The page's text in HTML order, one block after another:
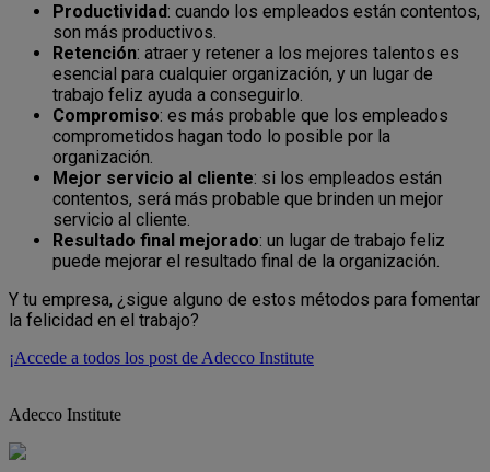
Productividad: cuando los empleados están contentos,
son más productivos.
Retención: atraer y retener a los mejores talentos es
esencial para cualquier organización, y un lugar de
trabajo feliz ayuda a conseguirlo.
Compromiso: es más probable que los empleados
comprometidos hagan todo lo posible por la
organización.
Mejor servicio al cliente: si los empleados están
contentos, será más probable que brinden un mejor
servicio al cliente.
Resultado final mejorado: un lugar de trabajo feliz
puede mejorar el resultado final de la organización.
Y tu empresa, ¿sigue alguno de estos métodos para fomentar
la felicidad en el trabajo?
¡Accede a todos los post de Adecco Institute
Adecco Institute